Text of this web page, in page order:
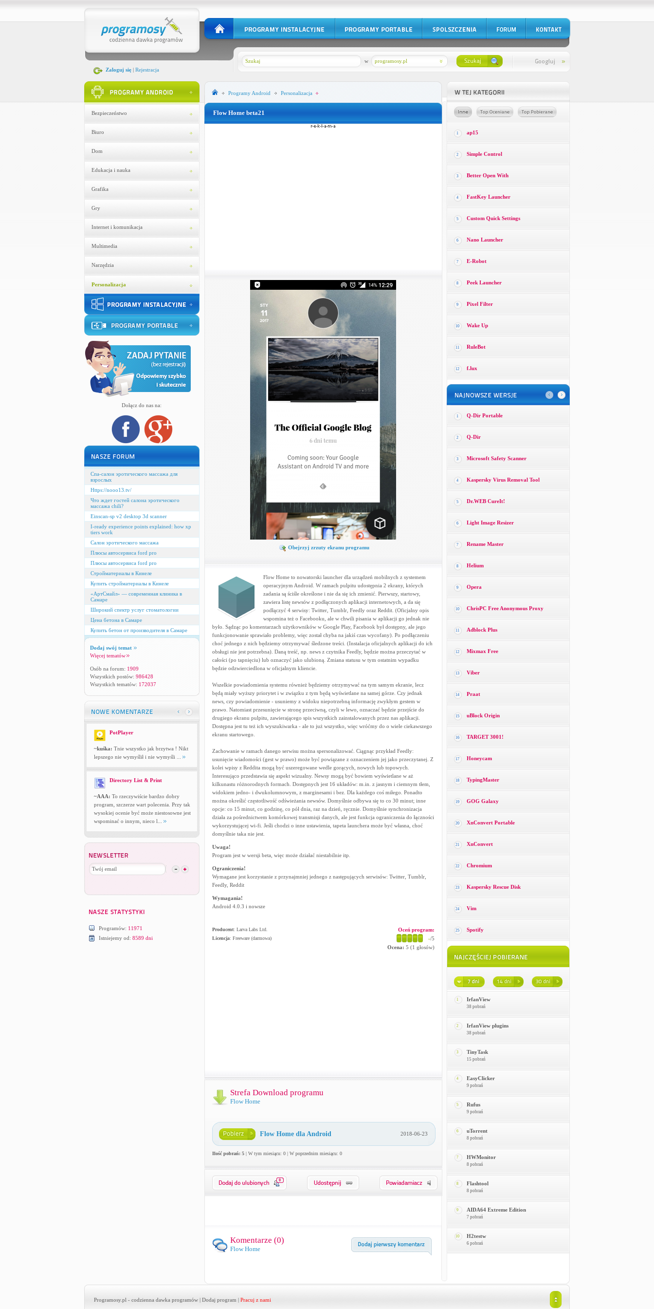
Zaloguj się| Rejestracja
programosy.pl
w
Bezpieczeństwo
Biuro
Dom
Edukacja i nauka
Grafika
Gry
Internet i komunikacja
Multimedia
Narzędzia
Personalizacja
Dołącz do nas na:
Спа-салон эротического массажа для
взрослых
Https://nooo13.tv/
Что ждет гостей салона эротического
массажа chili?
Einscan-sp v2 desktop 3d scanner
I-ready experience points explained: how xp
tiers work
Салон эротического массажа
Плюсы автосервиса ford pro
Плюсы автосервиса ford pro
Стройматериалы в Кинеле
Купить стройматериалы в Кинеле
«АртСмайл» — современная клиника в
Самаре
Широкий спектр услуг стоматологии
Цена бетона в Самаре
Купить бетон от производителя в Самаре
Dodaj swój temat
Więcej tematów
Osób na forum: 1909
Wszystkich postów: 986428
Wszystkich tematów: 172037
PotPlayer
~kuśka: Tnie wszystko jak brzytwa ! Nikt
lepszego nie wymyślił i nie wymyśli ...
Directory List & Print
~AAA: To rzeczywiście bardzo dobry
program, szczerze wart polecenia. Przy tak
wysokiej ocenie być może niestosowne jest
wspominać o innym, nieco l...
Programów: 11971
Istniejemy od: 8589 dni
ProgramyAndroid Personalizacja
Flow Home beta21
Obejrzyj zrzuty ekranu programu
Flow Home to nowatorski launcher dla urządzeń mobilnych z systemem
operacyjnym Android. W ramach pulpitu udostępnia 2 ekrany, których
zadania są ściśle określone i nie da się ich zmienić. Pierwszy, startowy,
zawiera listę newsów z podłączonych aplikacji internetowych, a da się
podłączyć 4 serwisy: Twitter, Tumblr, Feedly oraz Reddit. (Oficjalny opis
wspomina też o Facebooku, ale w chwili pisania w aplikacji go jednak nie
było. Sądząc po komentarzach użytkowników w Google Play, Facebook był dostępny, ale jego
funkcjonowanie sprawiało problemy, więc został chyba na jakiś czas wycofany). Po podłączeniu
choć jednego z nich będziemy otrzymywać śledzone treści. (Instalacja oficjalnych aplikacji do ich
obsługi nie jest potrzebna). Daną treść, np. news z czytnika Feedly, będzie można przeczytać w
całości (po tapnięciu) lub oznaczyć jako ulubioną. Zmiana statusu w tym ostatnim wypadku
będzie odzwierciedlona w oficjalnym kliencie.
Wszelkie powiadomienia systemu również będziemy otrzymywać na tym samym ekranie, lecz
będą miały wyższy priorytet i w związku z tym będą wyświetlane na samej górze. Czy jednak
news, czy powiadomienie - usuniemy z widoku niepotrzebną informację zwykłym gestem w
prawo. Natomiast przesunięcie w stronę przeciwną, czyli w lewo, oznaczać będzie przejście do
drugiego ekranu pulpitu, zawierającego spis wszystkich zainstalowanych przez nas aplikacji.
Dostępna jest tu też ich wyszukiwarka - ale to już wszystko, więc wróćmy do o wiele ciekawszego
ekranu startowego.
Zachowanie w ramach danego serwisu można spersonalizować. Ciągnąc przykład Feedly:
usunięcie wiadomości (gest w prawo) może być powiązane z oznaczeniem jej jako przeczytanej. Z
kolei wpisy z Reddita mogą być uszeregowane wedle gorących, nowych lub topowych.
Interesująco przedstawia się aspekt wizualny. Newsy mogą być bowiem wyświetlane w aż
kilkunastu różnorodnych formach. Dostępnych jest 16 układów: m.in. z jasnym i ciemnym tłem,
widokiem jedno- i dwukolumnowym, z marginesami i bez. Dla każdego coś miłego. Ponadto
można określić częstotliwość odświeżania newsów. Domyślnie odbywa się to co 30 minut; inne
opcje: co 15 minut, co godzinę, co pół dnia, raz na dzień, ręcznie. Domyślnie synchronizacja
działa za pośrednictwem komórkowej transmisji danych, ale jest funkcja ograniczenia do łączności
wykorzystującej wi-fi. Jeśli chodzi o inne ustawienia, tapeta launchera może być własna, choć
domyślnie taka nie jest.
Uwaga!
Program jest w wersji beta, więc może działać niestabilnie itp.
Ograniczenia!
Wymagane jest korzystanie z przynajmniej jednego z następujących serwisów: Twitter, Tumblr,
Feedly, Reddit
Wymagania!
Android 4.0.3 i nowsze
Producent: Larva Labs Ltd.
Licencja: Freeware (darmowa)
Oceń program:
-/5
Ocena: 5 (1 głosów)
Strefa Download programu
Flow Home
Flow Home dla Android 2018-06-23
Ilość pobrań: 5| W tym miesiącu: 0 | W poprzednim miesiącu: 0
0
Komentarze (0)
Flow Home
1 ap15
2 Simple Control
3 Better Open With
4 FastKey Launcher
5 Custom Quick Settings
6 Nano Launcher
7 E-Robot
8 Peek Launcher
9 Pixel Filter
10 Wake Up
11 RuleBot
12 f.lux
1 Q-Dir Portable
2 Q-Dir
3 Microsoft Safety Scanner
4 Kaspersky Virus Removal Tool
5 Dr.WEB CureIt!
6 Light Image Resizer
7 Rename Master
8 Helium
9 Opera
10 ChrisPC Free Anonymous Proxy
11 Adblock Plus
12 Mixmax Free
13 Viber
14 Praat
15 uBlock Origin
16 TARGET 3001!
17 Honeycam
18 TypingMaster
19 GOG Galaxy
20 XnConvert Portable
21 XnConvert
22 Chromium
23 Kaspersky Rescue Disk
24 Vim
25 Spotify
1 IrfanView
38 pobrań
2 IrfanView plugins
38 pobrań
3 TinyTask
15 pobrań
4 EasyClicker
9 pobrań
5 Rufus
9 pobrań
6 uTorrent
8 pobrań
7 HWMonitor
8 pobrań
8 Flashtool
8 pobrań
9 AIDA64 Extreme Edition
7 pobrań
10 H2testw
6 pobrań
Programosy.pl - codzienna dawka programów | Dodaj program | Pracuj z nami